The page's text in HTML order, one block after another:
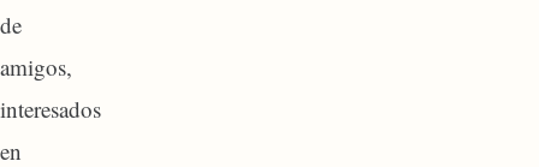
de
amigos,
interesados
en